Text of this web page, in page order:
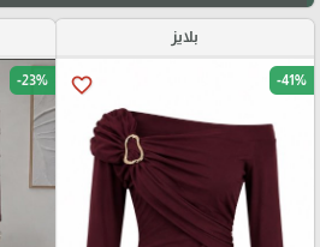
بلايز
favorite_border -41%
-23%